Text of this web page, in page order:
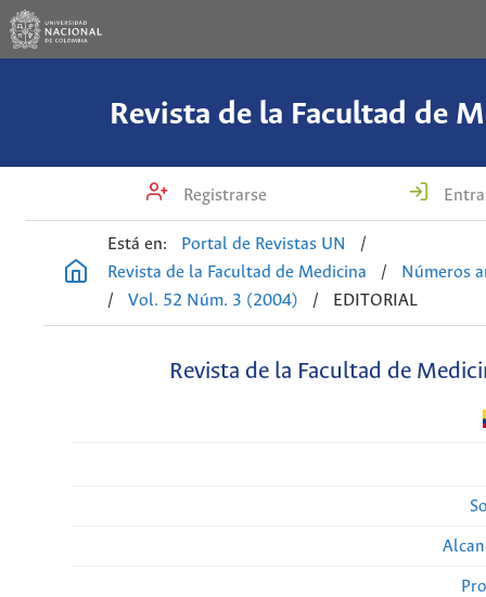
Revista de la Facultad de
Registrarse
Está en: Portal de Revistas UN
/
Revista de la Facultad de Medicina
/
Números
/
Vol. 52 Núm. 3 (2004) / EDITORIAL
Revista de la Facultad de